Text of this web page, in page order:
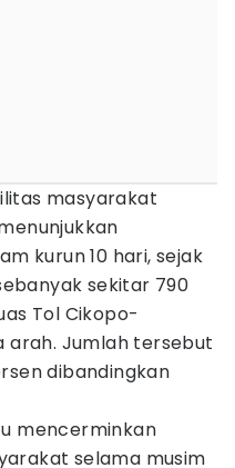
masyarakat
kurun 10 hari, sejak
sekitar 790
Tol Cikopo-
arah. Jumlah tersebut
dibandingkan
mencerminkan
selama musim